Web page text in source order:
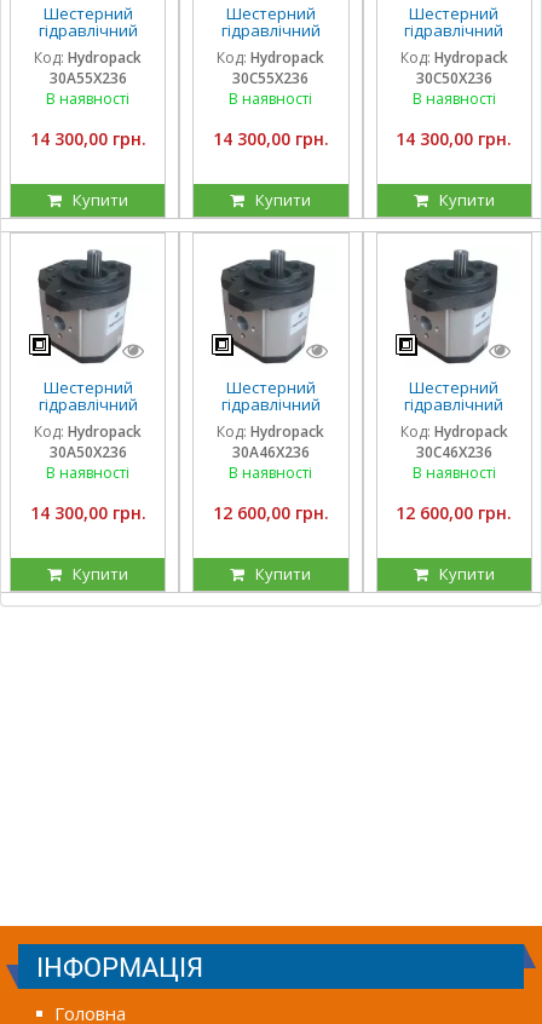
Шестерний
гідравлічний
насос Hydropack
30A55X236 (55
см3) лівого
обертання
Код: Hydropack
30A55X236
В наявності
14 300,00 грн.
Купити
Шестерний
гідравлічний
насос Hydropack
30C55X236 (55
см3) правого
обертання
Код: Hydropack
30C55X236
В наявності
14 300,00 грн.
Купити
Шестерний
гідравлічний
насос Hydropack
30C50X236 (50
см3) правого
обертання
Код: Hydropack
30C50X236
В наявності
14 300,00 грн.
Купити
Шестерний
гідравлічний
насос Hydropack
30A50X236 (50
см3) лівого
обертання
Код: Hydropack
30A50X236
В наявності
14 300,00 грн.
Купити
Шестерний
гідравлічний
насос Hydropack
30A46X236 (46
см3) лівого
обертання
Код: Hydropack
30A46X236
В наявності
12 600,00 грн.
Купити
Шестерний
гідравлічний
насос Hydropack
30C46X236 (46
см3) правого
обертання
Код: Hydropack
30C46X236
В наявності
12 600,00 грн.
Купити
ІНФОРМАЦІЯ
Головна